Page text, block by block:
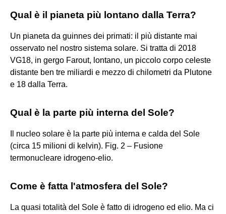
Qual è il pianeta più lontano dalla Terra?
Un pianeta da guinnes dei primati: il più distante mai
osservato nel nostro sistema solare. Si tratta di 2018
VG18, in gergo Farout, lontano, un piccolo corpo celeste
distante ben tre miliardi e mezzo di chilometri da Plutone
e 18 dalla Terra.
Qual è la parte più interna del Sole?
Il nucleo solare è la parte più interna e calda del Sole
(circa 15 milioni di kelvin). Fig. 2 – Fusione
termonucleare idrogeno-elio.
Come è fatta l'atmosfera del Sole?
La quasi totalità del Sole è fatto di idrogeno ed elio. Ma ci